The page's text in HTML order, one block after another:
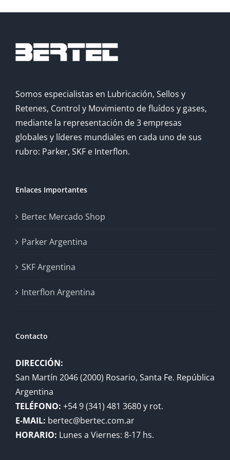
Somos especialistas en Lubricación, Sellos y
Retenes, Control y Movimiento de fluídos y gases,
mediante la representación de 3 empresas
globales y líderes mundiales en cada uno de sus
rubro: Parker, SKF e Interflon.
Enlaces Importantes
Bertec Mercado Shop
Parker Argentina
SKF Argentina
Interflon Argentina
Contacto
DIRECCIÓN:
San Martín 2046 (2000) Rosario, Santa Fe. República
Argentina
TELÉFONO: +54 9 (341) 481 3680 y rot.
E-MAIL: bertec@bertec.com.ar
HORARIO: Lunes a Viernes: 8-17 hs.